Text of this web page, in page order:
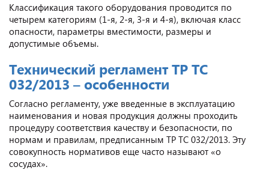
Классификация такого оборудования проводится по
четырем категориям (1-я, 2-я, 3-я и 4-я), включая класс
опасности, параметры вместимости, размеры и
допустимые объемы.
Технический регламент ТР ТС
032/2013 – особенности
Согласно регламенту, уже введенные в эксплуатацию
наименования и новая продукция должны проходить
процедуру соответствия качеству и безопасности, по
нормам и правилам, предписанным ТР ТС 032/2013. Эту
совокупность нормативов еще часто называют «о
сосудах».